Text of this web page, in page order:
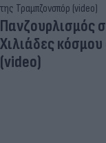
Πανζουρλισμός
Χιλιάδες
(video)